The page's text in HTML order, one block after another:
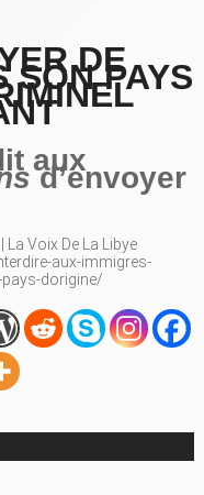
DE
SON PAYS
aux
d’envoyer
. | La Voix De La Libye
aux-immigres-
dorigine/